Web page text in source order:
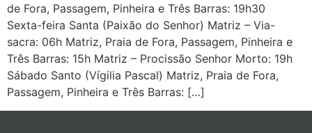
de Fora, Passagem, Pinheira e Três Barras: 19h30
Sexta-feira Santa (Paixão do Senhor) Matriz – Via-
sacra: 06h Matriz, Praia de Fora, Passagem, Pinheira e
Três Barras: 15h Matriz – Procissão Senhor Morto: 19h
Sábado Santo (Vígilia Pascal) Matriz, Praia de Fora,
Passagem, Pinheira e Três Barras: […]